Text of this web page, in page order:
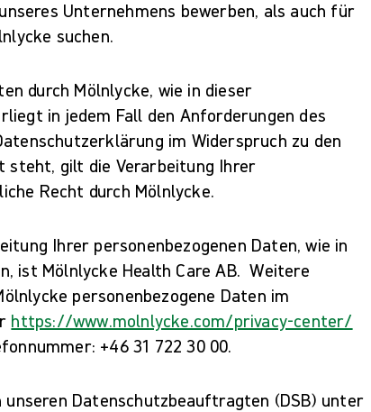
Unternehmens bewerben, als auch für
suchen.
durch Mölnlycke, wie in dieser
in jedem Fall den Anforderungen des
im Widerspruch zu den
steht, gilt die Verarbeitung Ihrer
Recht durch Mölnlycke.
Ihrer personenbezogenen Daten, wie in
ist Mölnlycke Health Care AB. Weitere
personenbezogene Daten im
https://www.molnlycke.com/privacy-center/
+46 31 722 30 00.
Datenschutzbeauftragten (DSB) unter